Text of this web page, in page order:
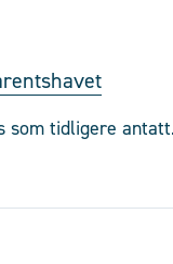
som tidligere